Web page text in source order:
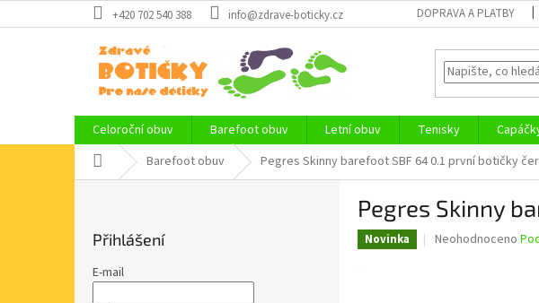
na
+420 702 540 388 info@zdrave-boticky.cz DOPRAVA A PLATBY
Celoroční obuv Barefoot obuv Letní obuv Tenisky
Domů Barefoot obuv Pegres Skinny barefoot SBF 64 0.1 první botičky
Přihlášení
E-mail
Pegres Skinny
Novinka
Průměrné
Neohodnoceno